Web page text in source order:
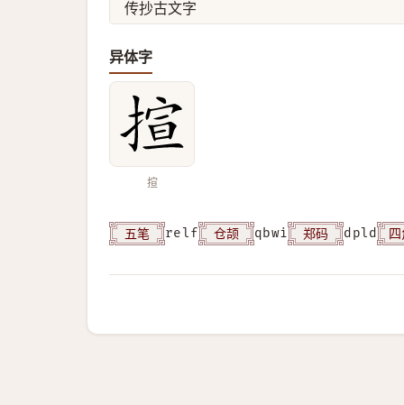
传抄古文字
异体字
揎
五笔 relf 仓颉 qbwi 郑码 dpld